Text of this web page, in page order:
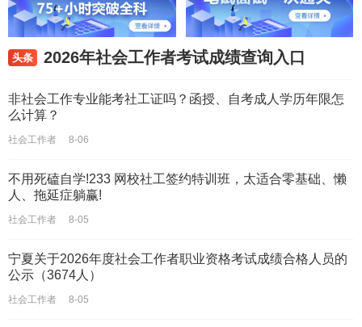
头条 2026年社会工作者考试成绩查询入口
非社会工作专业能考社工证吗？函授、自考成人学历年限怎
么计算？
社会工作者 8-06
不用死磕自学!233 网校社工签约特训班，太适合零基础、懒
人、拖延症躺赢!
社会工作者 8-05
宁夏关于2026年度社会工作者职业资格考试成绩合格人员的
公示（3674人）
社会工作者 8-05